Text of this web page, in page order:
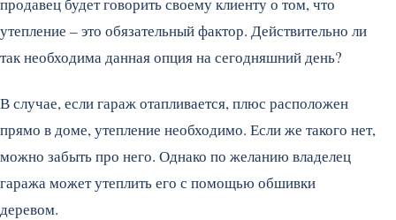
утепление – это обязательный фактор. Действительно ли
так необходима данная опция на сегодняшний день?
В случае, если гараж отапливается, плюс расположен
прямо в доме, утепление необходимо. Если же такого нет,
можно забыть про него. Однако по желанию владелец
гаража может утеплить его с помощью обшивки
деревом.